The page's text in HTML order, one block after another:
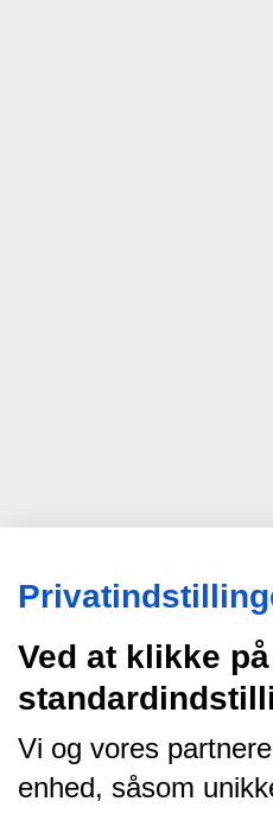
Ved at klikke
Vi og vores
enhed, såsom